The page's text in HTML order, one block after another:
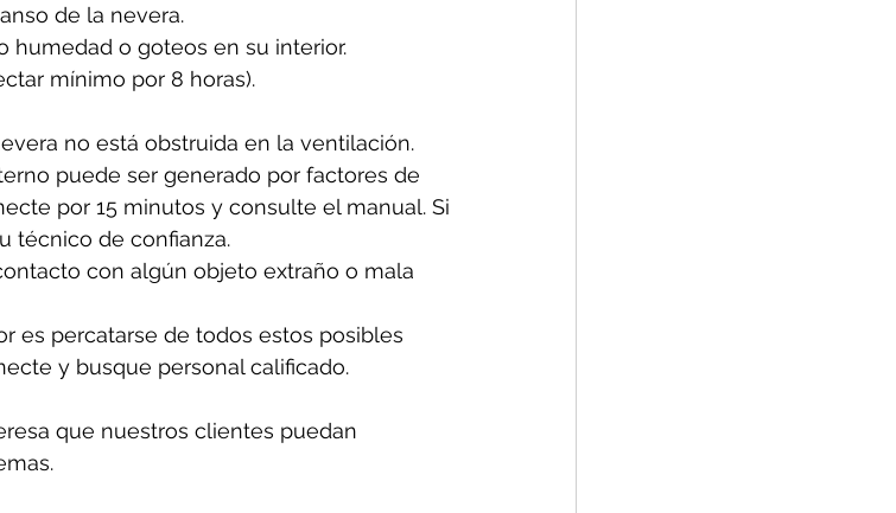
de la nevera.
humedad o goteos en su interior.
mínimo por 8 horas).
no está obstruida en la ventilación.
puede ser generado por factores de
por 15 minutos y consulte el manual. Si
técnico de confianza.
con algún objeto extraño o mala
es percatarse de todos estos posibles
y busque personal calificado.
que nuestros clientes puedan